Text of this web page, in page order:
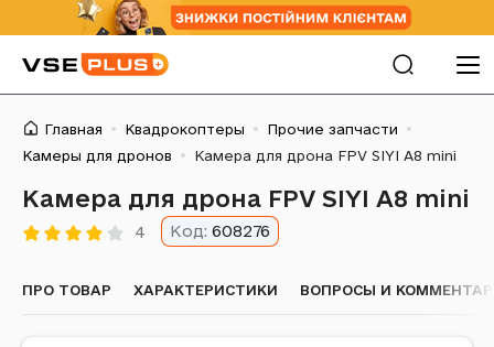
Главная Квадрокоптеры
Прочие запчасти
Камеры для дронов
Камера для дрона FPV SIYI A8 mini
Камера для дрона FPV SIYI A8 mini
4 Код: 608276
ПРО ТОВАР ХАРАКТЕРИСТИКИ ВОПРОСЫ И